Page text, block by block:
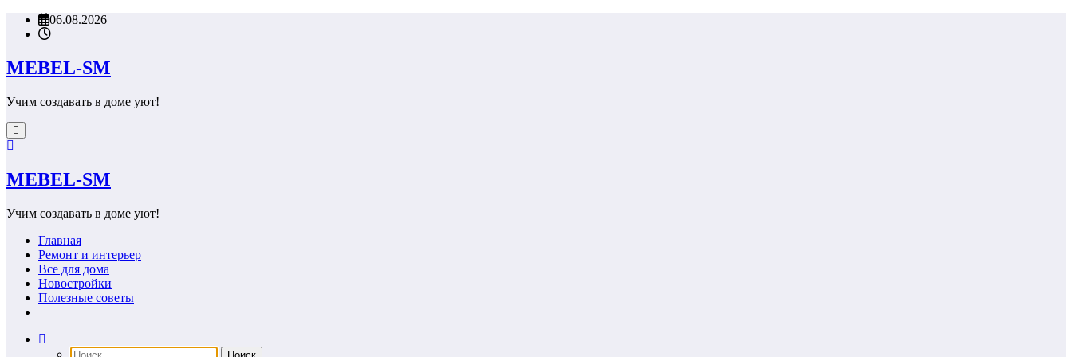
Перейти06.08.2026
MEBEL-SM
Учим создавать в доме уют!
MEBEL-SM
Учим создавать в доме уют!
Главная
Ремонт и интерьер
Все для дома
Новостройки
Полезные советы